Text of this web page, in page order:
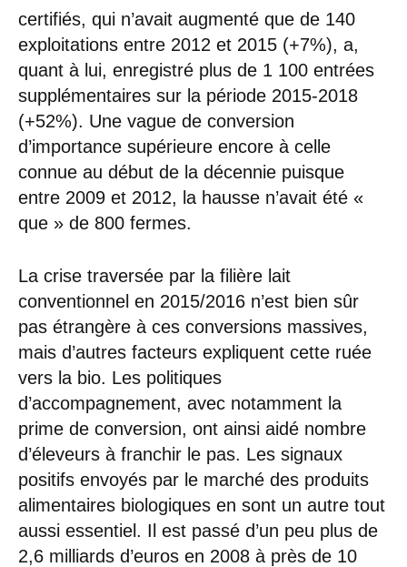
certifiés, qui n’avait augmenté que de 140
exploitations entre 2012 et 2015 (+7%), a,
quant à lui, enregistré plus de 1 100 entrées
supplémentaires sur la période 2015-2018
(+52%). Une vague de conversion
d’importance supérieure encore à celle
connue au début de la décennie puisque
entre 2009 et 2012, la hausse n’avait été «
que » de 800 fermes.
La crise traversée par la filière lait
conventionnel en 2015/2016 n’est bien sûr
pas étrangère à ces conversions massives,
mais d’autres facteurs expliquent cette ruée
vers la bio. Les politiques
d’accompagnement, avec notamment la
prime de conversion, ont ainsi aidé nombre
d’éleveurs à franchir le pas. Les signaux
positifs envoyés par le marché des produits
alimentaires biologiques en sont un autre tout
aussi essentiel. Il est passé d’un peu plus de
2,6 milliards d’euros en 2008 à près de 10